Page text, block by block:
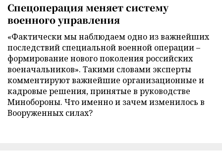
Спецоперация меняет систему
военного управления
«Фактически мы наблюдаем одно из важнейших
последствий специальной военной операции –
формирование нового поколения российских
военачальников». Такими словами эксперты
комментируют важнейшие организационные и
кадровые решения, принятые в руководстве
Минобороны. Что именно и зачем изменилось в
Вооруженных силах?